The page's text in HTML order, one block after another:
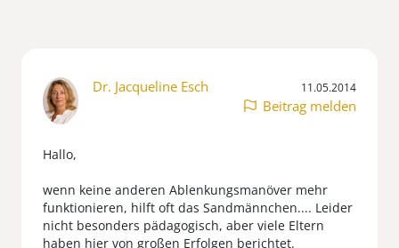
Dr. Jacqueline Esch 11.05.2014
Beitrag melden
Hallo,
wenn keine anderen Ablenkungsmanöver mehr
funktionieren, hilft oft das Sandmännchen.... Leider
nicht besonders pädagogisch, aber viele Eltern
haben hier von großen Erfolgen berichtet.